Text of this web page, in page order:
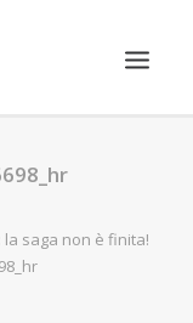
saga non è finita!